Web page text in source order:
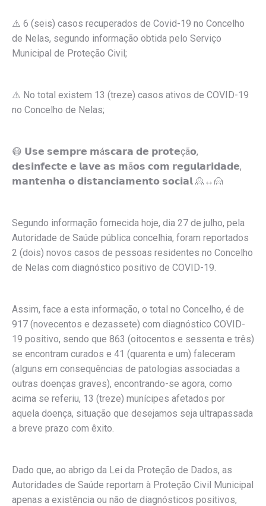
⚠️ 6 (seis) casos recuperados de Covid-19 no Concelho
de Nelas, segundo informação obtida pelo Serviço
Municipal de Proteção Civil;
⚠️ No total existem 13 (treze) casos ativos de COVID-19
no Concelho de Nelas;
😷 𝗨𝘀𝗲 𝘀𝗲𝗺𝗽𝗿𝗲 𝗺á𝘀𝗰𝗮𝗿𝗮 𝗱𝗲 𝗽𝗿𝗼𝘁𝗲çã𝗼,
𝗱𝗲𝘀𝗶𝗻𝗳𝗲𝗰𝘁𝗲 𝗲 𝗹𝗮𝘃𝗲 𝗮𝘀 𝗺ã𝗼𝘀 𝗰𝗼𝗺 𝗿𝗲𝗴𝘂𝗹𝗮𝗿𝗶𝗱𝗮𝗱𝗲,
𝗺𝗮𝗻𝘁𝗲𝗻𝗵𝗮 𝗼 𝗱𝗶𝘀𝘁𝗮𝗻𝗰𝗶𝗮𝗺𝗲𝗻𝘁𝗼 𝘀𝗼𝗰𝗶𝗮𝗹 🙎↔️🙍
Segundo informação fornecida hoje, dia 27 de julho, pela
Autoridade de Saúde pública concelhia, foram reportados
2 (dois) novos casos de pessoas residentes no Concelho
de Nelas com diagnóstico positivo de COVID-19.
Assim, face a esta informação, o total no Concelho, é de
917 (novecentos e dezassete) com diagnóstico COVID-
19 positivo, sendo que 863 (oitocentos e sessenta e três)
se encontram curados e 41 (quarenta e um) faleceram
(alguns em consequências de patologias associadas a
outras doenças graves), encontrando-se agora, como
acima se referiu, 13 (treze) munícipes afetados por
aquela doença, situação que desejamos seja ultrapassada
a breve prazo com êxito.
Dado que, ao abrigo da Lei da Proteção de Dados, as
Autoridades de Saúde reportam à Proteção Civil Municipal
apenas a existência ou não de diagnósticos positivos,